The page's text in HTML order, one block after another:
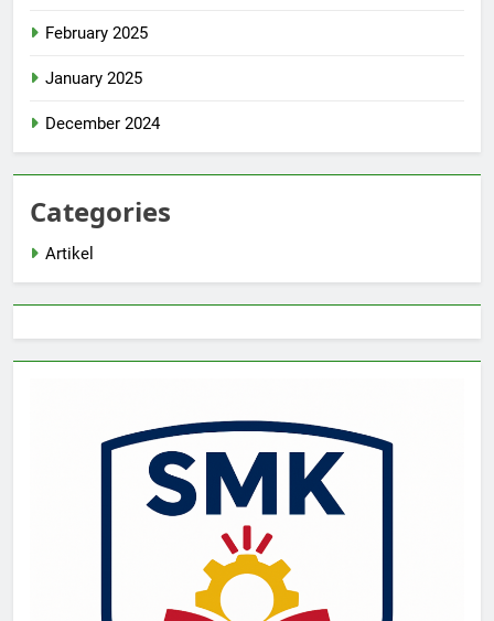
February 2025
January 2025
December 2024
Categories
Artikel